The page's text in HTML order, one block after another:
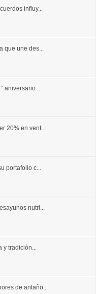
influy...
que une des...
aniversario ...
20% en vent...
portafolio c...
nutri...
tradición...
de antaño...